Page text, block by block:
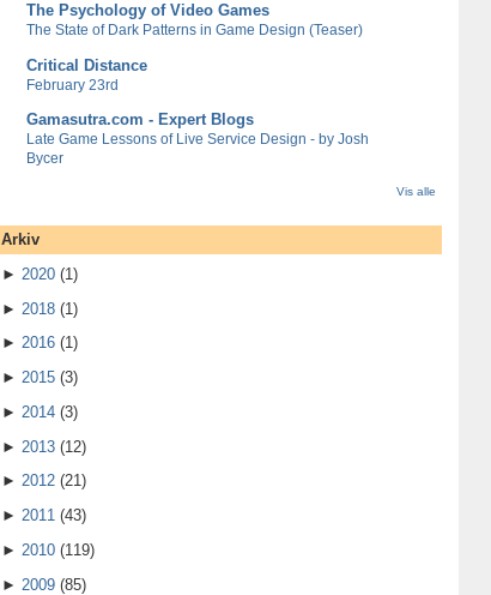
The Psychology of Video Games
The State of Dark Patterns in Game Design (Teaser)
Critical Distance
February 23rd
Gamasutra.com - Expert Blogs
Late Game Lessons of Live Service Design - by Josh
Bycer
Vis alle
Arkiv
► 2020 (1)
► 2018 (1)
► 2016 (1)
► 2015 (3)
► 2014 (3)
► 2013 (12)
► 2012 (21)
► 2011 (43)
► 2010 (119)
► 2009 (85)